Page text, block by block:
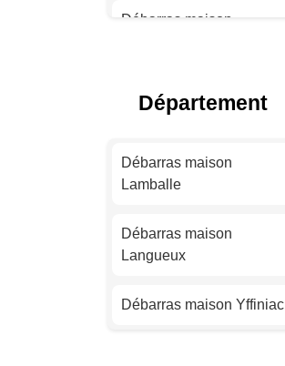
Débarras maison
Débarras maison Nice
Débarras maison
Débarras maison
Département
Débarras maison
Lamballe
Débarras maison
Langueux
Débarras maison Yffiniac